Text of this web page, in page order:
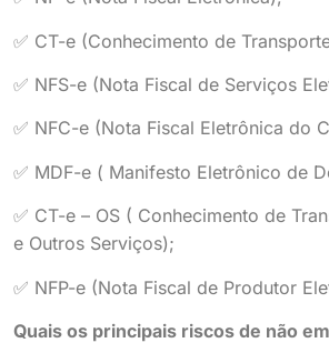
✅ CT-e (Conhecimento de
✅ NFS-e (Nota Fiscal de Serviços
✅ NFC-e (Nota Fiscal Eletrônica do
✅ MDF-e ( Manifesto Eletrônico de
✅ CT-e – OS ( Conhecimento de
e Outros Serviços);
✅ NFP-e (Nota Fiscal de Produtor
Quais os principais riscos de não